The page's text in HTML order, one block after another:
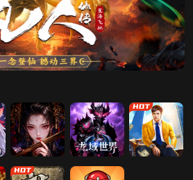
仙神之怒 龙域世界